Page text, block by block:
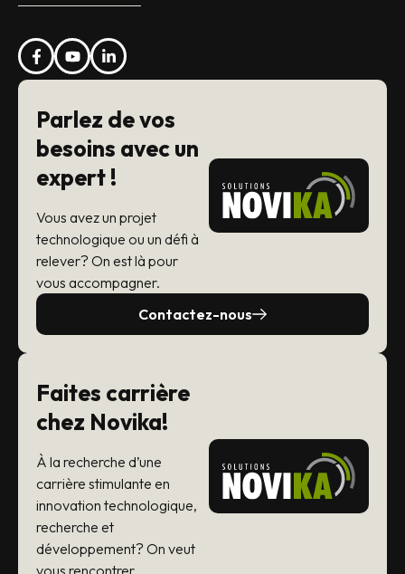
Parlez de vos
besoins avec un
expert !
Vous avez un projet
technologique ou un défi à
relever? On est là pour
vous accompagner.
Contactez-nous
Faites carrière
chez Novika!
À la recherche d’une
carrière stimulante en
innovation technologique,
recherche et
développement? On veut